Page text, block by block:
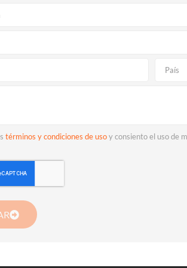
términos y condiciones de usoy consiento el uso de